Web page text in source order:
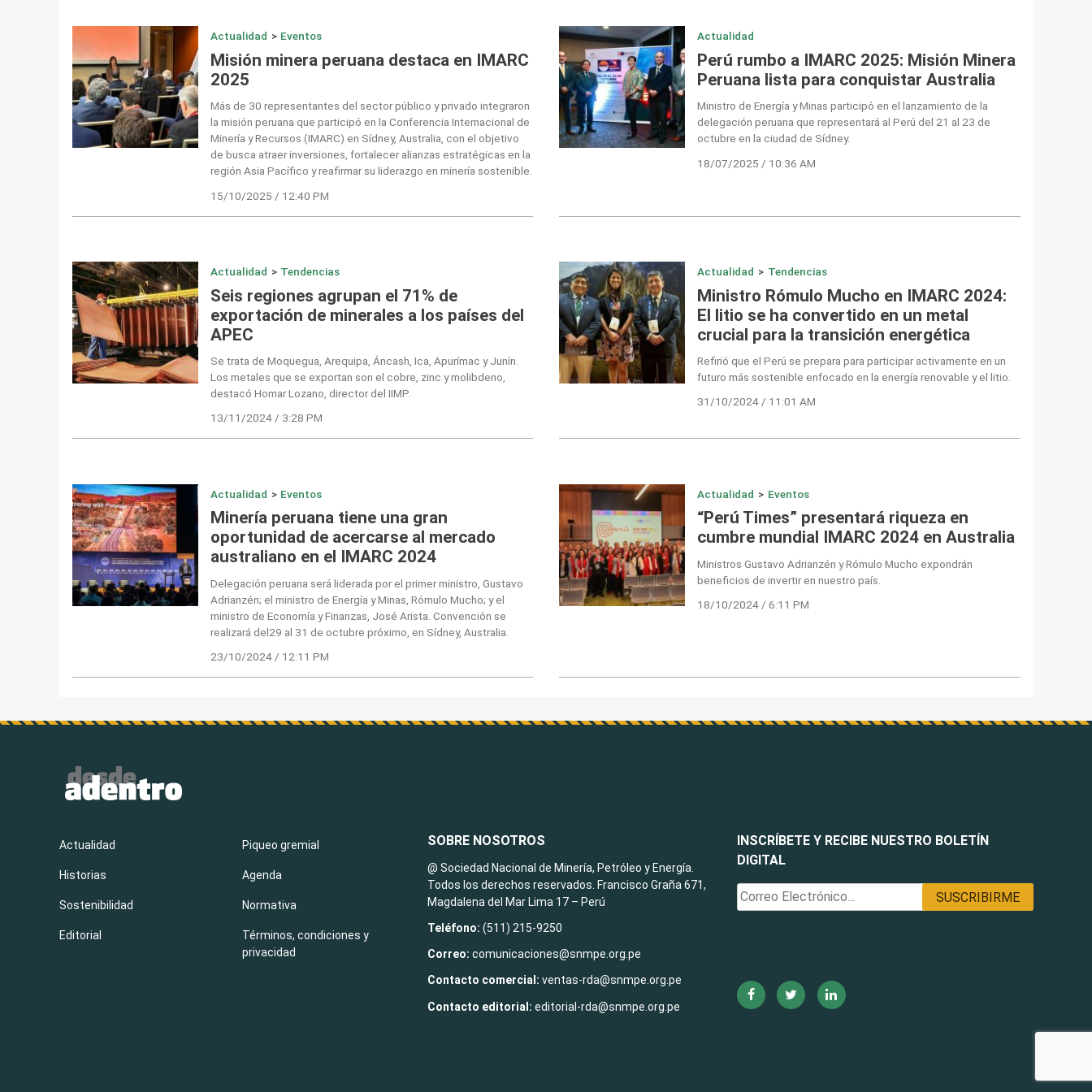
Actualidad > Eventos
Misión minera peruana destaca en IMARC
2025
Más de 30 representantes del sector público y privado integraron
la misión peruana que participó en la Conferencia Internacional de
Minería y Recursos (IMARC) en Sídney, Australia, con el objetivo
de busca atraer inversiones, fortalecer alianzas estratégicas en la
región Asia Pacífico y reafirmar su liderazgo en minería sostenible.
15/10/2025 / 12:40 PM
Actualidad
Perú rumbo a IMARC 2025: Misión Minera
Peruana lista para conquistar Australia
Ministro de Energía y Minas participó en el lanzamiento de la
delegación peruana que representará al Perú del 21 al 23 de
octubre en la ciudad de Sídney.
18/07/2025 / 10:36 AM
Actualidad > Tendencias
Seis regiones agrupan el 71% de
exportación de minerales a los países del
APEC
Se trata de Moquegua, Arequipa, Áncash, Ica, Apurímac y Junín.
Los metales que se exportan son el cobre, zinc y molibdeno,
destacó Homar Lozano, director del IIMP.
13/11/2024 / 3:28 PM
Actualidad > Tendencias
Ministro Rómulo Mucho en IMARC 2024:
El litio se ha convertido en un metal
crucial para la transición energética
Refirió que el Perú se prepara para participar activamente en un
futuro más sostenible enfocado en la energía renovable y el litio.
31/10/2024 / 11:01 AM
Actualidad > Eventos
Minería peruana tiene una gran
oportunidad de acercarse al mercado
australiano en el IMARC 2024
Delegación peruana será liderada por el primer ministro, Gustavo
Adrianzén; el ministro de Energía y Minas, Rómulo Mucho; y el
ministro de Economía y Finanzas, José Arista. Convención se
realizará del29 al 31 de octubre próximo, en Sídney, Australia.
23/10/2024 / 12:11 PM
Actualidad > Eventos
“Perú Times” presentará riqueza en
cumbre mundial IMARC 2024 en Australia
Ministros Gustavo Adrianzén y Rómulo Mucho expondrán
beneficios de invertir en nuestro país.
18/10/2024 / 6:11 PM
INSCRÍBETE Y RECIBE NUESTRO BOLETÍN
DIGITAL
Actualidad
Historias
Sostenibilidad
Editorial
Piqueo gremial
Agenda
Normativa
Términos, condiciones y
privacidad
SOBRE NOSOTROS
@ Sociedad Nacional de Minería, Petróleo y Energía.
Todos los derechos reservados. Francisco Graña 671,
Magdalena del Mar Lima 17 – Perú
Teléfono: (511) 215-9250
Correo:comunicaciones@snmpe.org.pe
Contacto comercial: ventas-rda@snmpe.org.pe
Contacto editorial: editorial-rda@snmpe.org.pe